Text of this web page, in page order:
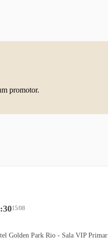
promotor.
15/08
Golden Park Rio - Sala VIP Primar